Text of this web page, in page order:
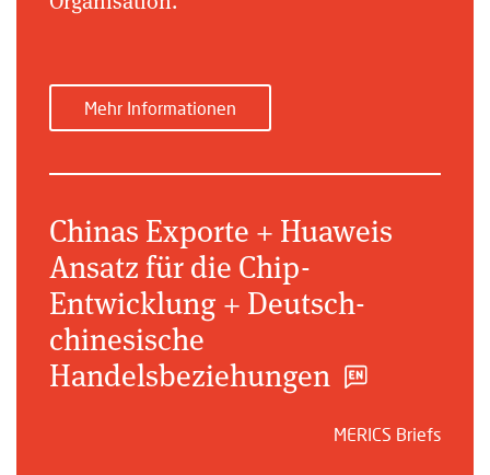
Mehr Informationen
Chinas Exporte + Huaweis
Ansatz für die Chip-
Entwicklung + Deutsch-
chinesische
Handelsbeziehungen
MERICS Briefs